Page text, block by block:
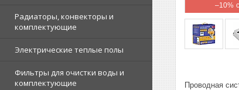
Радиаторы, конвекторы и
комплектующие
Электрические теплые полы
Фильтры для очистки воды и
комплектующие
–10%
Проводная